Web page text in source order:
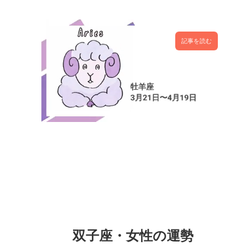
記事を読む
双子座・女性の運勢